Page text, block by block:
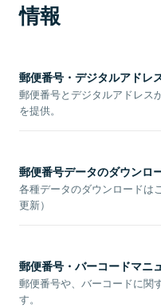
情報
郵便番号・デジタルアドレ
郵便番号とデジタルアドレス
を提供。
郵便番号データのダウンロ
各種データのダウンロードは
更新）
郵便番号・バーコードマニ
郵便番号や、バーコードに関
す。